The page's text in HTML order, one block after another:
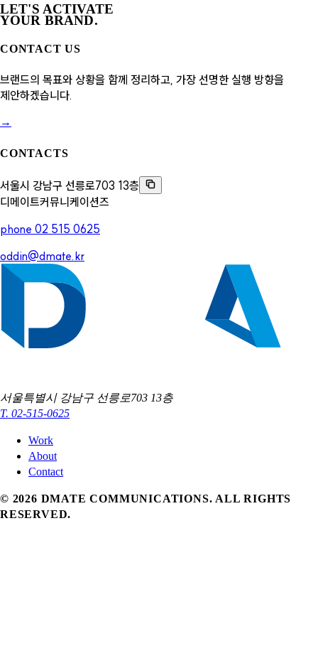
LET'S ACTIVATE
YOUR BRAND.
CONTACT US
브랜드의 목표와 상황을 함께 정리하고, 가장 선명한 실행 방향을
제안하겠습니다.
→
CONTACTS
서울시 강남구 선릉로703 13층
디메이트커뮤니케이션즈
phone 02 515 0625
oddin@dmate.kr
서울특별시 강남구 선릉로703 13층
T. 02-515-0625
Work
About
Contact
© 2026 DMATE COMMUNICATIONS. ALL RIGHTS
RESERVED.